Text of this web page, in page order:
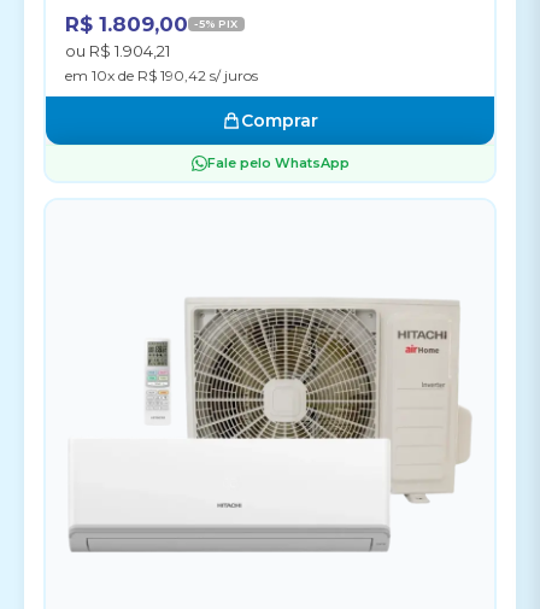
R$ 1.809,00 -5% PIX
ou R$ 1.904,21
em 10x de R$ 190,42 s/ juros
Comprar
Fale pelo WhatsApp